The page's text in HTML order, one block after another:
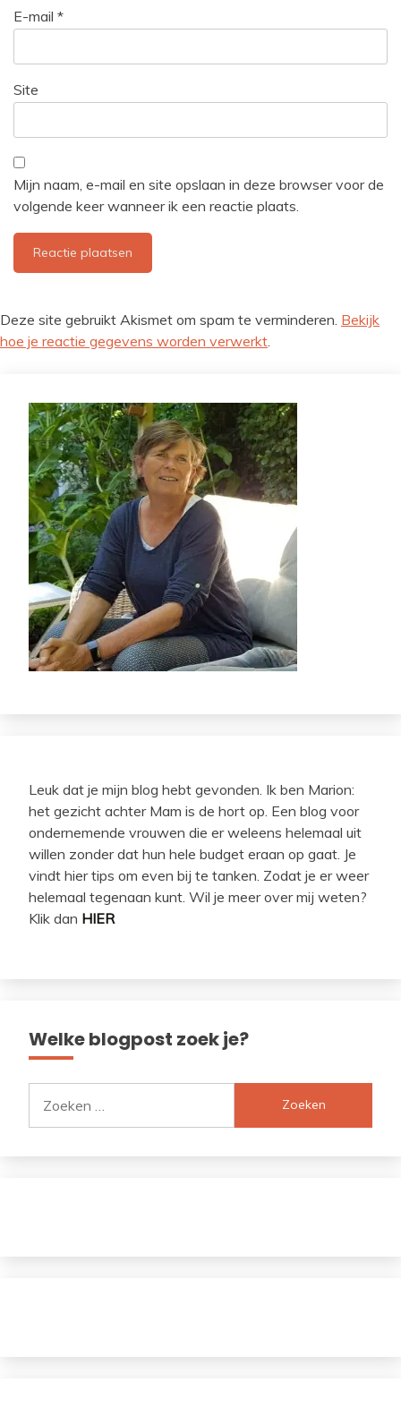
E-mail *
Site
Mijn naam, e-mail en site opslaan in deze browser voor de
volgende keer wanneer ik een reactie plaats.
Deze site gebruikt Akismet om spam te verminderen. Bekijk
hoe je reactie gegevens worden verwerkt
Leuk dat je mijn blog hebt gevonden. Ik ben Marion:
het gezicht achter Mam is de hort op. Een blog voor
ondernemende vrouwen die er weleens helemaal uit
willen zonder dat hun hele budget eraan op gaat. Je
vindt hier tips om even bij te tanken. Zodat je er weer
helemaal tegenaan kunt. Wil je meer over mij weten?
Klik dan HIER
Welke blogpost zoek je?
naar: